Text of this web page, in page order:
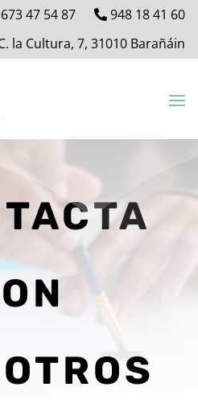
948 18 41 60
47 54 87
la Cultura, 7, 31010 Barañáin